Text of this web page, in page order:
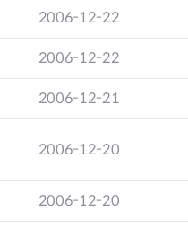
답례물품
공동주택현황
재건축
재개발
재정비촉진
지구단위계획
청량리 중심지 육성
도시디자인
건설공사알림
장안동283-1일대 개발사업
2006-12-22
2006-12-22
2006-12-21
2006-12-20
2006-12-20